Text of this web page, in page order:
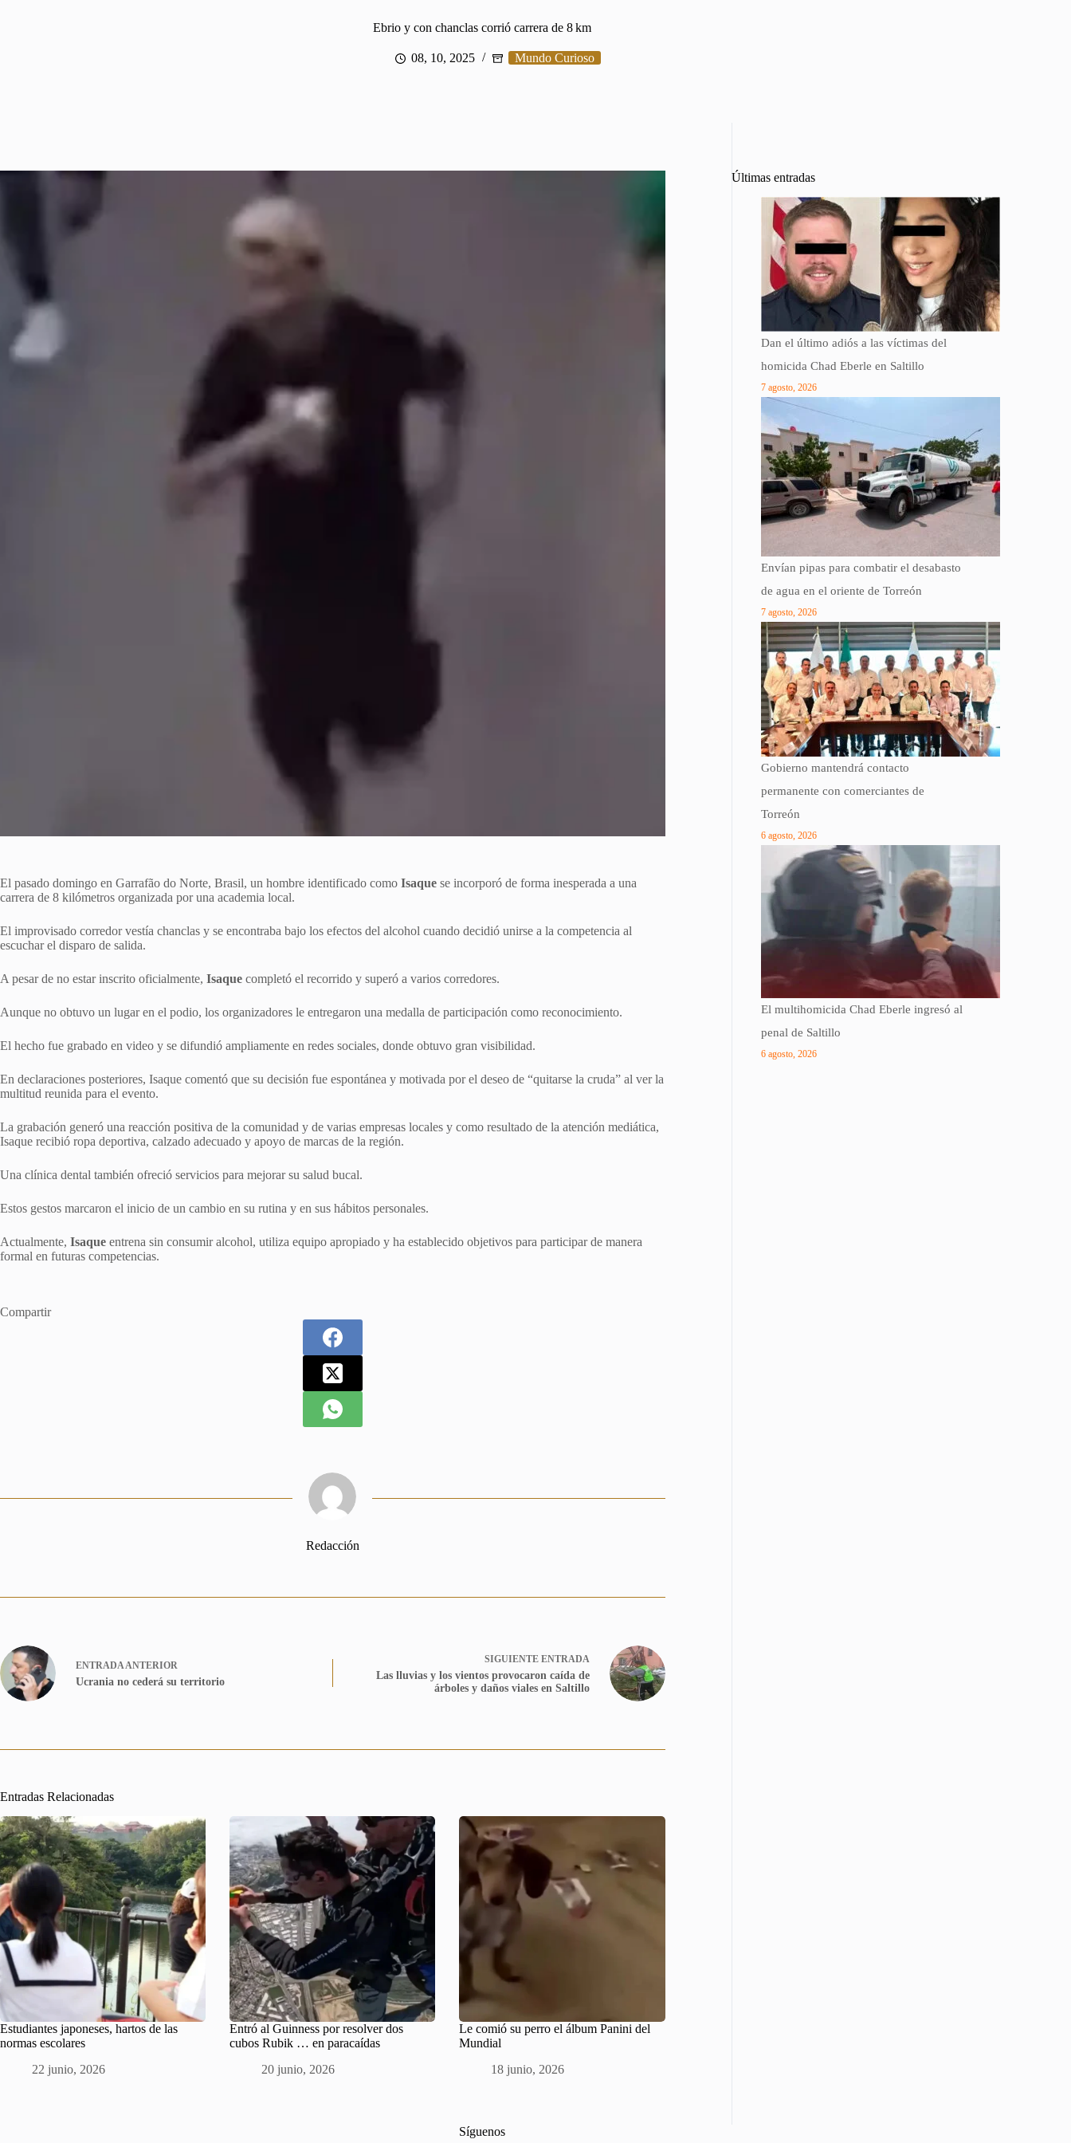
Ebrio y con chanclas corrió carrera de 8 km
08, 10, 2025 Mundo Curioso
El pasado domingo en Garrafão do Norte, Brasil, un hombre identificado como Isaque se incorporó de forma inesperada a una
carrera de 8 kilómetros organizada por una academia local.
El improvisado corredor vestía chanclas y se encontraba bajo los efectos del alcohol cuando decidió unirse a la competencia al
escuchar el disparo de salida.
A pesar de no estar inscrito oficialmente, Isaque completó el recorrido y superó a varios corredores.
Aunque no obtuvo un lugar en el podio, los organizadores le entregaron una medalla de participación como reconocimiento.
El hecho fue grabado en video y se difundió ampliamente en redes sociales, donde obtuvo gran visibilidad.
En declaraciones posteriores, Isaque comentó que su decisión fue espontánea y motivada por el deseo de “quitarse la cruda” al ver la
multitud reunida para el evento.
La grabación generó una reacción positiva de la comunidad y de varias empresas locales y como resultado de la atención mediática,
Isaque recibió ropa deportiva, calzado adecuado y apoyo de marcas de la región.
Una clínica dental también ofreció servicios para mejorar su salud bucal.
Estos gestos marcaron el inicio de un cambio en su rutina y en sus hábitos personales.
Actualmente, Isaque entrena sin consumir alcohol, utiliza equipo apropiado y ha establecido objetivos para participar de manera
formal en futuras competencias.
Compartir
Redacción
ENTRADAANTERIOR
Ucrania no cederá su territorio
SIGUIENTE ENTRADA
Las lluvias y los vientos provocaron caída de
árboles y daños viales en Saltillo
Entradas Relacionadas
Estudiantes japoneses, hartos de las
normas escolares
22 junio, 2026
Entró al Guinness por resolver dos
cubos Rubik … en paracaídas
20 junio, 2026
Le comió su perro el álbum Panini del
Mundial
18 junio, 2026
Últimas entradas
Dan el último adiós a las víctimas del
homicida Chad Eberle en Saltillo
7 agosto, 2026
Envían pipas para combatir el desabasto
de agua en el oriente de Torreón
7 agosto, 2026
Gobierno mantendrá contacto
permanente con comerciantes de
Torreón
6 agosto, 2026
El multihomicida Chad Eberle ingresó al
penal de Saltillo
6 agosto, 2026
Síguenos